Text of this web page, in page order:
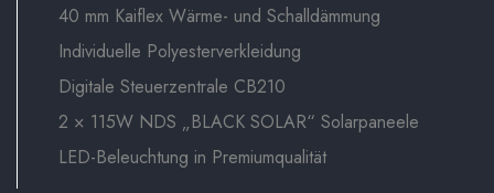
40 mm Kaiflex Wärme- und Schalldämmung
Individuelle Polyesterverkleidung
Digitale Steuerzentrale CB210
2 × 115W NDS „BLACK SOLAR“ Solarpaneele
LED-Beleuchtung in Premiumqualität